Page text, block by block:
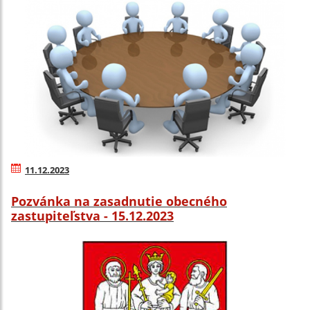
11.12.2023
Pozvánka na zasadnutie obecného
zastupiteľstva - 15.12.2023